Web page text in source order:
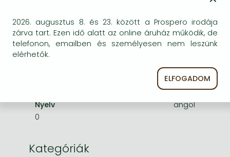
Megjelenés dátuma
2010. április 1.
ISBN
9780007351015
Kötéstípus
272.0 oldal
178x111 mm
150 g
Nyelv
angol
0
Kategóriák
2026. augusztus 8. és 23. között a Prospero irodája
zárva tart. Ezen idő alatt az online áruház működik, de
telefonon, emailben és személyesen nem leszünk
elérhetők.
ELFOGADOM